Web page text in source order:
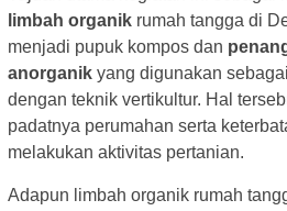
limbah organik rumah tangga di
menjadi pupuk kompos dan
anorganik yang digunakan
dengan teknik vertikultur. Hal
padatnya perumahan serta
melakukan aktivitas pertanian.
Adapun limbah organik rumah